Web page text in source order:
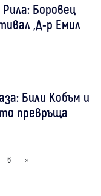
Боровец
„Д-р Емил
Били Кобъм и
превръща
6 »